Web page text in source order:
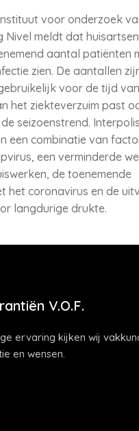
voor onderzoek
Nivel meldt dat
aantal patiënten
zien. De aantallen
voor de tijd
het ziekteverzuim past
seizoenstrend.
een combinatie van
een verminderde
de toenemende
het coronavirus en de
langdurige drukte.
V.O.F.
ervaring kijken wij
en wensen.